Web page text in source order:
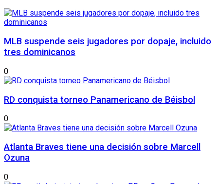
MLB suspende seis jugadores por dopaje, incluido
tres dominicanos
0
RD conquista torneo Panamericano de Béisbol
0
Atlanta Braves tiene una decisión sobre Marcell
Ozuna
0